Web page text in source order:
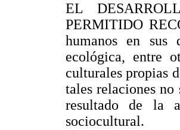
EL
PERMITIDO
humanos en sus
ecológica, entre
culturales propias
tales relaciones
resultado de la
sociocultural.